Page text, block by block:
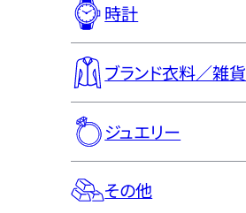
時計
ブランド衣料／雑貨
ジュエリー
その他